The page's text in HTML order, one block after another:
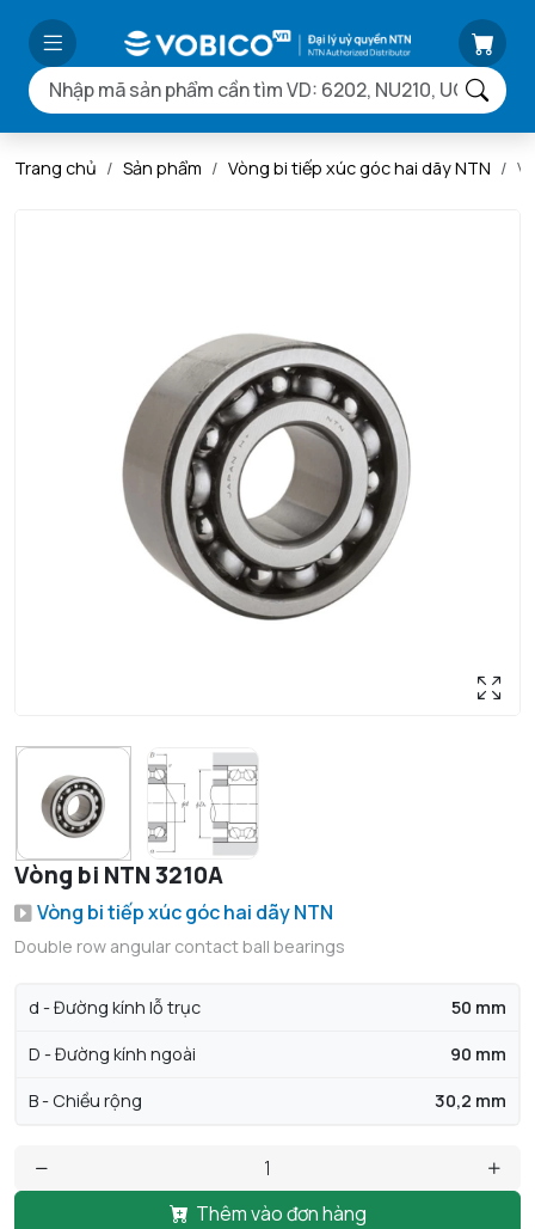
Trang chủ Sản phẩm Vòng bi tiếp xúc góc hai dãy NTN
Vòng bi NTN 3210A
Vòng bi tiếp xúc góc hai dãy NTN
Double row angular contact ball bearings
d - Đường kính lỗ trục 50 mm
D - Đường kính ngoài 90 mm
B - Chiều rộng 30,2 mm
Thêm vào đơn hàng